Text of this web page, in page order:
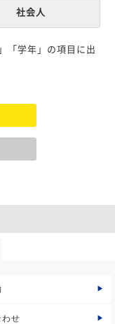
社会人
「学年」の項目に出
わせ